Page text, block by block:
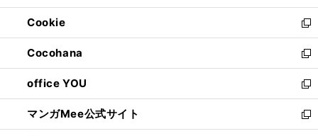
開
く
ウ
で
開
く
ン
ド
ウ
で
開
く
ウ
ィ
ン
ド
ウ
で
開
く
Cookie
新
し
い
ウ
ィ
ン
ド
ウ
Cocohana
新
し
い
ウ
ィ
ン
office YOU
新
し
い
ウ
マンガMee公式サイト
新
し